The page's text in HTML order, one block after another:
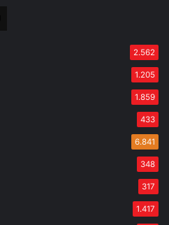
2.562
1.205
1.859
433
6.841
348
317
1.417